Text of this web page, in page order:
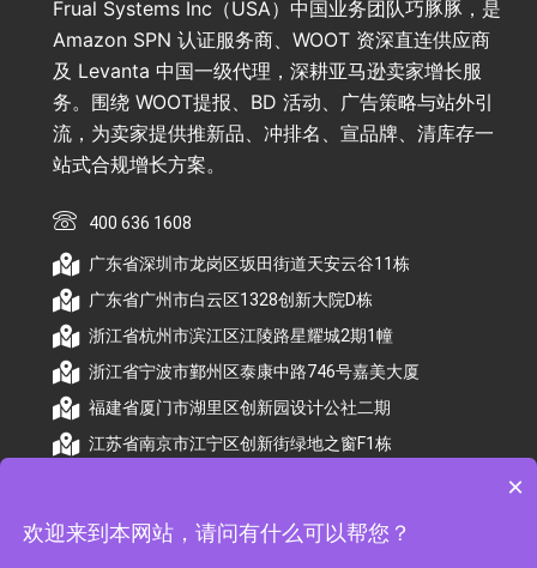
Frual Systems Inc（USA）中国业务团队巧豚豚，是
Amazon SPN 认证服务商、WOOT 资深直连供应商
及 Levanta 中国一级代理，深耕亚马逊卖家增长服
务。围绕 WOOT提报、BD 活动、广告策略与站外引
流，为卖家提供推新品、冲排名、宣品牌、清库存一
站式合规增长方案。
400 636 1608
广东省深圳市龙岗区坂田街道天安云谷11栋
广东省广州市白云区1328创新大院D栋
浙江省杭州市滨江区江陵路星耀城2期1幢
浙江省宁波市鄞州区泰康中路746号嘉美大厦
福建省厦门市湖里区创新园设计公社二期
江苏省南京市江宁区创新街绿地之窗F1栋
×
欢迎来到本网站，请问有什么可以帮您？